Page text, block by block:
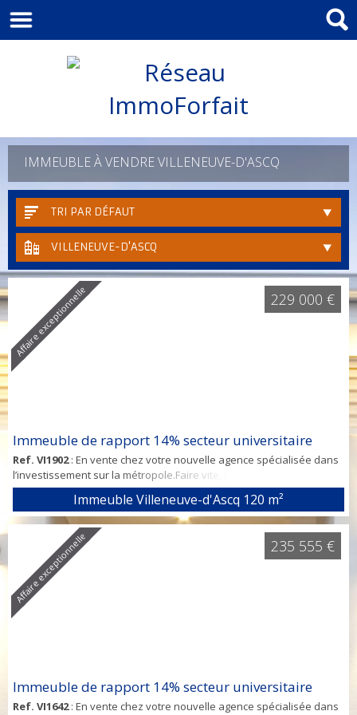
IMMEUBLE À VENDRE VILLENEUVE-D'ASCQ
TRI PAR DÉFAUT
VILLENEUVE-D'ASCQ
Affaire exceptionnelle
Immeuble de rapport 14% secteur universitaire
Ref. VI1902: En vente chez votre nouvelle agence spécialisée dans
l’investissement sur la métropole.Faire vite, produit rare !Immeuble
de rapport : rendement de 14%Contactez Domenico au 07 61 13 62
26Secteur Pont de Bois, proche du centre et à proximité immédiate
des transports en commun (métro à 800 mètres), des universités et
des commodités. Ce bien conviendra parfaitement pour une
colocation de 8 ...
Immeuble Villeneuve-d'Ascq 120 m²
229 000 €
Affaire exceptionnelle
Immeuble de rapport 14% secteur universitaire
Ref. VI1642: En vente chez votre nouvelle agence spécialisée dans
235 555 €